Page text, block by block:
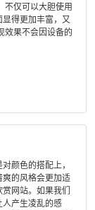
不仅可以大胆使用
得更加丰富，又
效果不会因设备的
颜色的搭配上，
的风格会更加适
网站。如果我们
人产生凌乱的感